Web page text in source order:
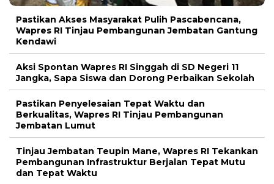
Pastikan Akses Masyarakat Pulih Pascabencana,
Wapres RI Tinjau Pembangunan Jembatan Gantung
Kendawi
Aksi Spontan Wapres RI Singgah di SD Negeri 11
Jangka, Sapa Siswa dan Dorong Perbaikan Sekolah
Pastikan Penyelesaian Tepat Waktu dan
Berkualitas, Wapres RI Tinjau Pembangunan
Jembatan Lumut
Tinjau Jembatan Teupin Mane, Wapres RI Tekankan
Pembangunan Infrastruktur Berjalan Tepat Mutu
dan Tepat Waktu